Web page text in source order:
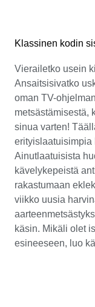
Klassinen kodin
Vierailetko usein
Ansaitsisivatko
oman TV-
metsästämisestä,
sinua varten!
erityislaatuisimpia
Ainutlaatuisista
kävelykepeistä
rakastumaan
viikko uusia
käsin. Mikäli olet
esineeseen, luo